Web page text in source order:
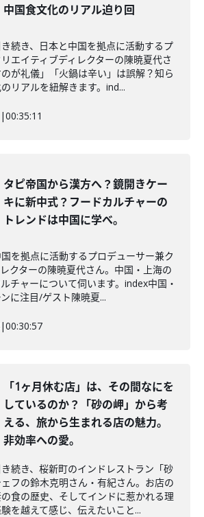
中国食文化のリアル迫り回
続き、日本と中国を拠点に活動するプ
エイティブディレクターの陳暁夏代さ
が礼儀」「火鍋は辛い」は誤解？知ら
リアルを紐解きます。ind...
|00:35:11
タピ帝国から漢方へ？鏡開きケー
キに新中式？フードカルチャーの
トレンドは中国に学べ。
を拠点に活動するプロデューサー兼ク
クターの陳暁夏代さん。中国・上海の
チャーについて伺います。index中国・
に注目/ゲスト陳暁夏...
|00:30:57
「1ヶ月休む店」は、その間なにを
しているのか？「砂の岬」から考
える、旅から生まれる店の魅力。
非効率への愛。
続き、桜新町のインドレストラン「砂
フの鈴木克明さん・有紀さん。お店の
食の歴史、そしてインドに惹かれる理
を越えて感じ、伝えたいこと...